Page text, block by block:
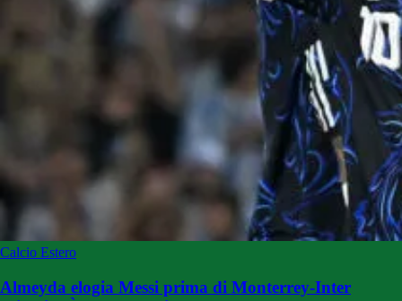
Calcio Estero
Almeyda elogia Messi prima di Monterrey-Inter